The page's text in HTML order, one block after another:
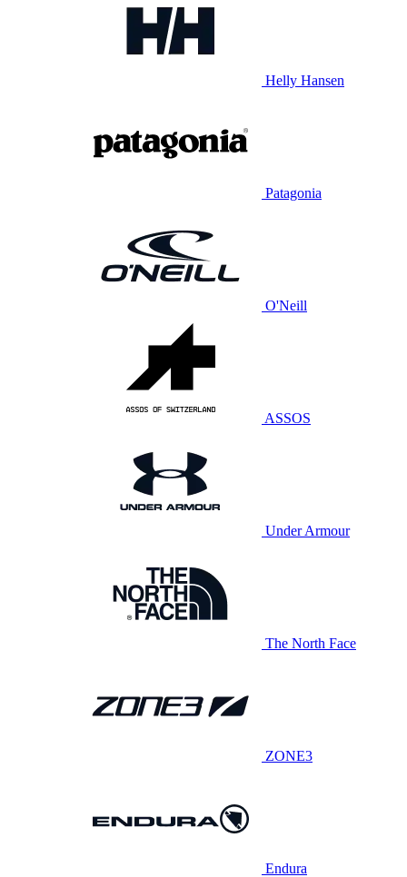
Helly Hansen
Patagonia
O'Neill
ASSOS
Under Armour
The North Face
ZONE3
Endura